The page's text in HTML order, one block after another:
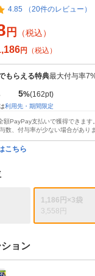
4.85 （20件のレビュー）
円 （税込）
円 （税込）
もらえる特典最大付与率
5%(162pt)
利用先・期間限定
額PayPay支払いで獲得できま
数、付与率が少ない場合があり
こちら
1,186円×3袋
3,558円
ョン